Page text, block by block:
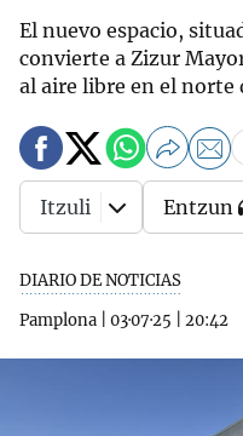
El nuevo espacio,
convierte a Zizur
al aire libre en el norte
DIARIO DE NOTICIAS
Pamplona
03·07·25 20:42
Itzuli Entzun